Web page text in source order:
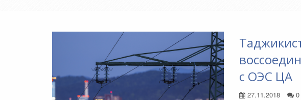
с ОЭС ЦА
27.11.2018 0